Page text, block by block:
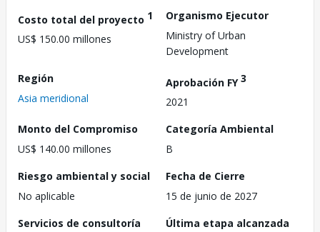
Costo total del proyecto 1
US$ 150.00 millones
Organismo Ejecutor
Ministry of Urban
Development
Región
Asia meridional
Aprobación FY3
2021
Monto del Compromiso
US$ 140.00 millones
Categoría Ambiental
B
Riesgo ambiental y social
No aplicable
Fecha de Cierre
15 de junio de 2027
Servicios de consultoría
Última etapa alcanzada